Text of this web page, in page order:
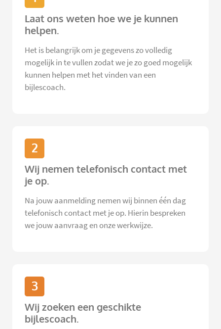
Laat ons weten hoe we je kunnen
helpen.
Het is belangrijk om je gegevens zo volledig
mogelijk in te vullen zodat we je zo goed mogelijk
kunnen helpen met het vinden van een
bijlescoach.
2
Wij nemen telefonisch contact met
je op.
Na jouw aanmelding nemen wij binnen één dag
telefonisch contact met je op. Hierin bespreken
we jouw aanvraag en onze werkwijze.
3
Wij zoeken een geschikte
bijlescoach.